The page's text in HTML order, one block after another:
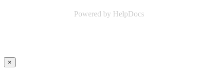
Powered by HelpDocs
×